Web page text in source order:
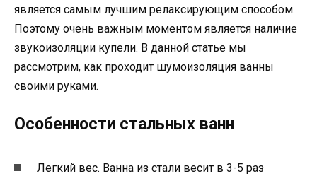
является самым лучшим релаксирующим способом.
Поэтому очень важным моментом является наличие
звукоизоляции купели. В данной статье мы
рассмотрим, как проходит шумоизоляция ванны
своими руками.
Особенности стальных ванн
Легкий вес. Ванна из стали весит в 3-5 раз